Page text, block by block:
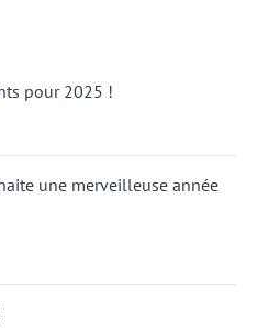
pour 2025 !
une merveilleuse année